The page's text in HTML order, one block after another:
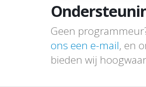
Geen
ons een e-mail, en
bieden wij